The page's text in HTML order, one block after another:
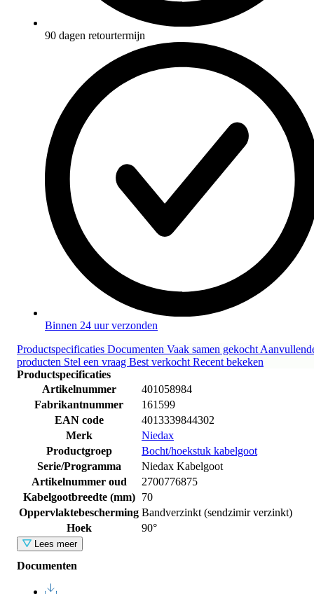
90 dagen retourtermijn
Binnen 24 uur verzonden
Productspecificaties Documenten Vaak samen gekocht
producten Stel een vraag Best verkocht Recent bekeken
Productspecificaties
Artikelnummer
401058984
Fabrikantnummer
161599
EAN code
4013339844302
Merk
Niedax
Productgroep
Bocht/hoekstuk kabelgoot
Serie/Programma
Niedax Kabelgoot
Artikelnummer oud
2700776875
Kabelgootbreedte (mm)
70
Oppervlaktebescherming Bandverzinkt (sendzimir verzinkt)
Hoek
90°
Lees meer
Documenten